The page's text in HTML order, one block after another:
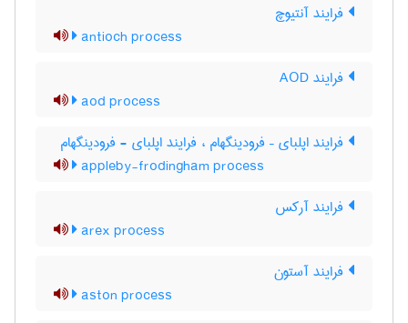
فرایند آنتیوچ
antioch process
فرایند AOD
aod process
فرایند اپلبای – فرودینگهام ، فرایند اپلبای - فرودینگهام
appleby-frodingham process
فرایند آرکس
arex process
فرایند آستون
aston process